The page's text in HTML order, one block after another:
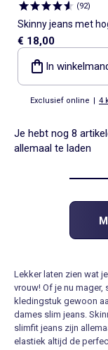
(92)
Skinny jeans met
L30
€ 18,00
In
Exclusief online | 4
Je hebt nog 8
allemaal te laden
Lekker laten zien wat
vrouw! Of je nu
kledingstuk gewoon
dames slim jeans.
slimfit jeans zijn
elastiek altijd de